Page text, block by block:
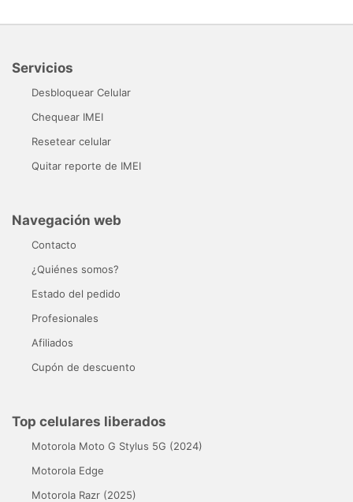
Servicios
Desbloquear Celular
Chequear IMEI
Resetear celular
Quitar reporte de IMEI
Navegación web
Contacto
¿Quiénes somos?
Estado del pedido
Profesionales
Afiliados
Cupón de descuento
Top celulares liberados
Motorola Moto G Stylus 5G (2024)
Motorola Edge
Motorola Razr (2025)